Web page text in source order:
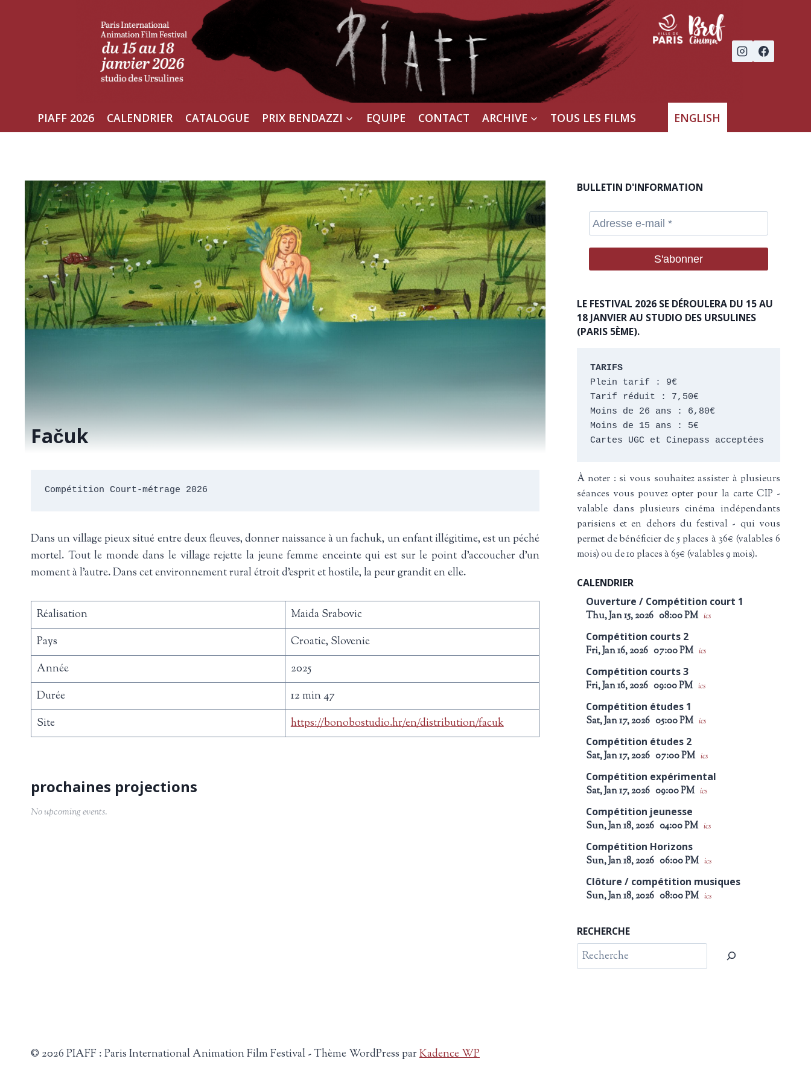
PIAFF 2026 CALENDRIER CATALOGUE PRIX BENDAZZI EQUIPE CONTACT ARCHIVE TOUS LES FILMS ENGLISH
Fačuk
No upcoming events.
Compétition Court-métrage 2026
Dans un village pieux situé entre deux fleuves, donner naissance à un fachuk, un enfant illégitime, est un péché
mortel. Tout le monde dans le village rejette la jeune femme enceinte qui est sur le point d’accoucher d’un
moment à l’autre. Dans cet environnement rural étroit d’esprit et hostile, la peur grandit en elle.
Réalisation
Maida Srabovic
Pays
Croatie, Slovenie
Année
2025
Durée
12 min 47
Site
https://bonobostudio.hr/en/distribution/facuk
BULLETIN D'INFORMATION
LE FESTIVAL 2026 SE DÉROULERA DU 15 AU
18 JANVIER AU STUDIO DES URSULINES
(PARIS 5ÈME).
TARIFS
Plein tarif : 9€
Tarif réduit : 7,50€
Moins de 26 ans : 6,80€
Moins de 15 ans : 5€
Cartes UGC et Cinepass acceptées
À noter : si vous souhaitez assister à plusieurs
séances vous pouvez opter pour la carte CIP -
valable dans plusieurs cinéma indépendants
parisiens et en dehors du festival - qui vous
permet de bénéficier de 5 places à 36€ (valables 6
mois) ou de 10 places à 65€ (valables 9 mois).
CALENDRIER
Ouverture / Compétition court 1
Thu, Jan 15, 2026 08:00 PM ics
Compétition courts 2
Fri, Jan 16, 2026 07:00 PM ics
Compétition courts 3
Fri, Jan 16, 2026 09:00 PM ics
Compétition études 1
Sat, Jan 17, 2026 05:00 PM ics
Compétition études 2
Sat, Jan 17, 2026 07:00 PM ics
Compétition expérimental
Sat, Jan 17, 2026 09:00 PM ics
Compétition jeunesse
Sun, Jan 18, 2026 04:00 PM ics
Compétition Horizons
Sun, Jan 18, 2026 06:00 PM ics
Clôture / compétition musiques
Sun, Jan 18, 2026 08:00 PM ics
RECHERCHE
Rechercher
© 2026 PIAFF : Paris International Animation Film Festival - Thème WordPress par Kadence WP